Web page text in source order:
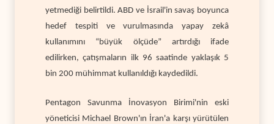
yetmediği belirtildi. ABD ve İsrail'in savaş boyunca
hedef tespiti ve vurulmasında yapay zekâ
kullanımını “büyük ölçüde” artırdığı ifade
edilirken, çatışmaların ilk 96 saatinde yaklaşık 5
bin 200 mühimmat kullanıldığı kaydedildi.
Pentagon Savunma İnovasyon Birimi'nin eski
yöneticisi Michael Brown'ın İran'a karşı yürütülen